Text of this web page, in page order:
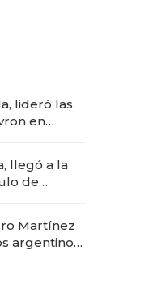
lideró las
en
llegó a la
de
Martínez
argentinos